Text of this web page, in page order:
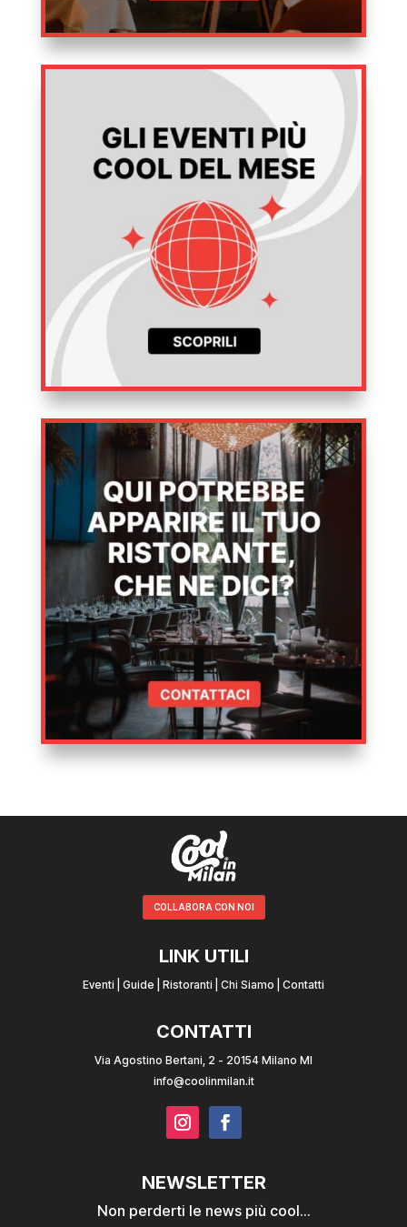
COLLABORA CON NOI
LINK UTILI
Eventi Guide Ristoranti Chi Siamo Contatti
CONTATTI
Via Agostino Bertani, 2 - 20154 Milano MI
info@coolinmilan.it
NEWSLETTER
Non perderti le news più cool...